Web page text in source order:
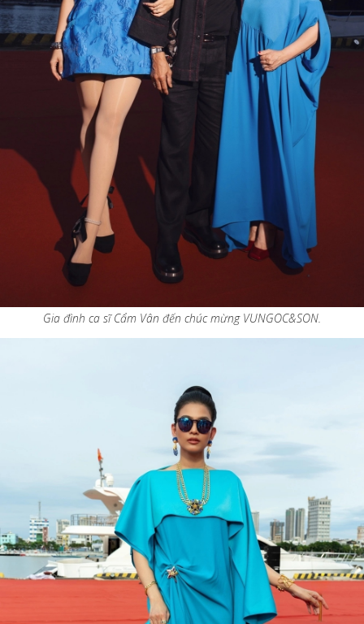
Gia đình ca sĩ Cẩm Vân đến chúc mừng VUNGOC&SON.